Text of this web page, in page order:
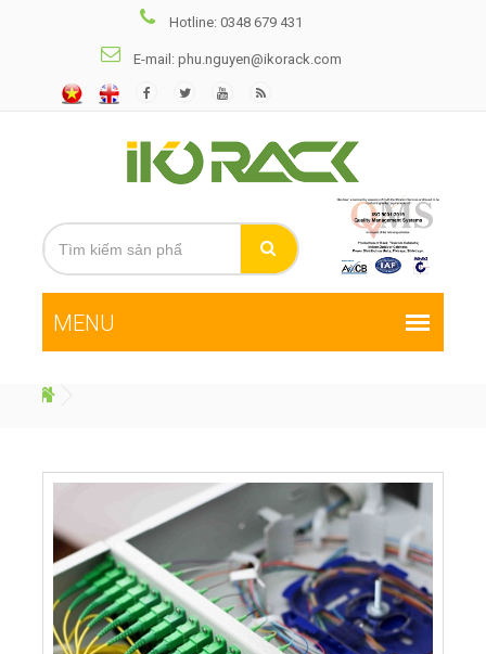
Hotline: 0348 679 431
E-mail: phu.nguyen@ikorack.com